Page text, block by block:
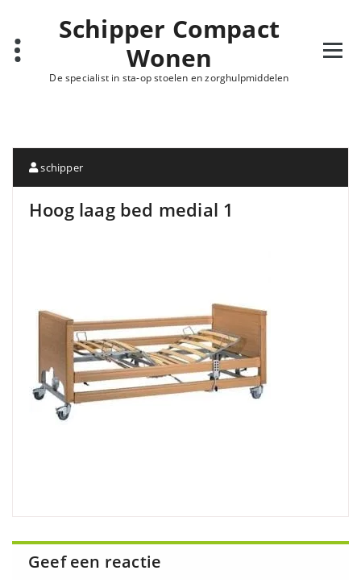
Schipper Compact
Wonen
De specialist in sta-op stoelen en zorghulpmiddelen
schipper
Hoog laag bed medial 1
Geef een reactie